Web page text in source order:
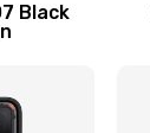
Black